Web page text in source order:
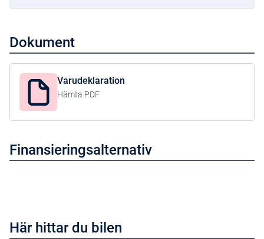
Dokument
Varudeklaration
Hämta PDF
Finansieringsalternativ
Här hittar du bilen